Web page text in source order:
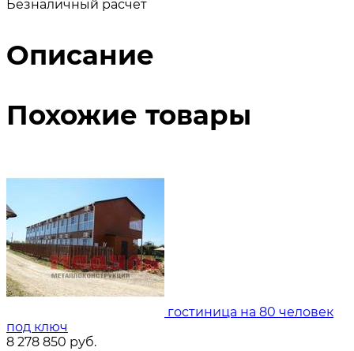
Безналичный расчет
Описание
Похожие товары
гостиница на 80 человек
под ключ
8 278 850 руб.